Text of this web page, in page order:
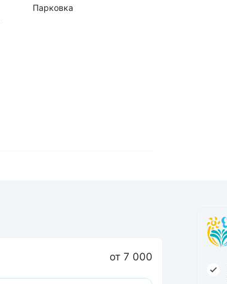
Парковка
от 7 000